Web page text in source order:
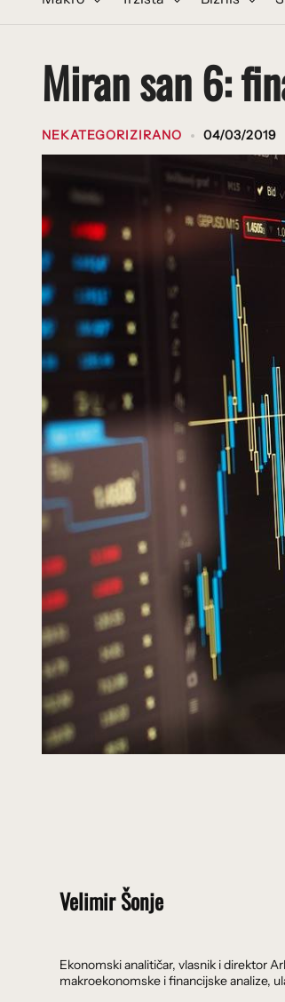
Miran san 6:
NEKATEGORIZIRANO 04/03/2019
Velimir Šonje
Ekonomski analitičar, vlasnik i direktor
makroekonomske i financijske analize,